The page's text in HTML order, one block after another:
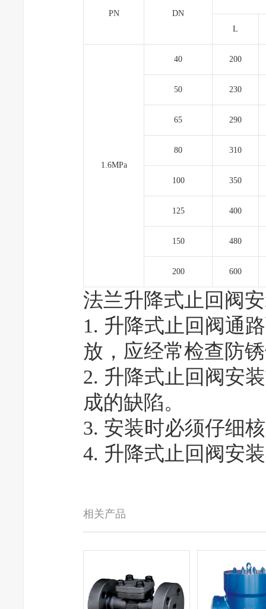
PN
DN
L
1.6MPa
40 200
50 230
65 290
80 310
100 350
125 400
150 480
200 600
法兰升降式止回阀
1. 升降式止回阀通
放，应经常检查防
2. 升降式止回阀安
成的缺陷。
3. 安装时必须仔细
4. 升降式止回阀安
相关产品